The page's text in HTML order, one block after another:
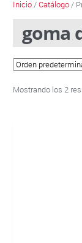
Inicio/Catálogo/
goma
Mostrando los 2